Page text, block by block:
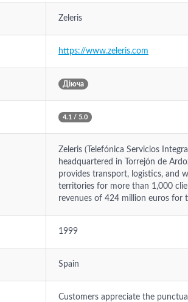
Zeleris
https://www.zeleris.com
Діюча
4.1 / 5.0
Zeleris (Telefónica Servicios
headquartered in Torrejón de
provides transport, logistics, and
territories for more than 1,000
revenues of 424 million euros for
1999
Spain
Customers appreciate the